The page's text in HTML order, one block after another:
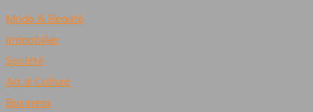
Mode & Beauté
Immobilier
Société
Art & Culture
Business